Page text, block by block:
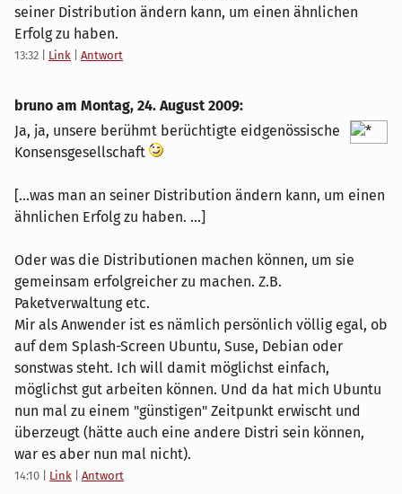
seiner Distribution ändern kann, um einen ähnlichen
Erfolg zu haben.
13:32 Link Antwort
bruno am Montag, 24. August 2009:
Ja, ja, unsere berühmt berüchtigte eidgenössische
Konsensgesellschaft
[...was man an seiner Distribution ändern kann, um einen
ähnlichen Erfolg zu haben. ...]
Oder was die Distributionen machen können, um sie
gemeinsam erfolgreicher zu machen. Z.B.
Paketverwaltung etc.
Mir als Anwender ist es nämlich persönlich völlig egal, ob
auf dem Splash-Screen Ubuntu, Suse, Debian oder
sonstwas steht. Ich will damit möglichst einfach,
möglichst gut arbeiten können. Und da hat mich Ubuntu
nun mal zu einem "günstigen" Zeitpunkt erwischt und
überzeugt (hätte auch eine andere Distri sein können,
war es aber nun mal nicht).
14:10 Link Antwort